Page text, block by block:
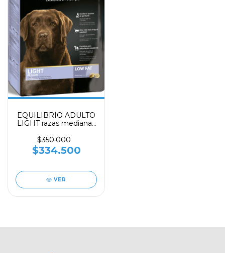
EQUILIBRIO ADULTO
LIGHT razas medianas
$350.000
$334.500
VER